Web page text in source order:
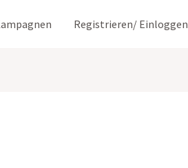
Registrieren/ Einloggen